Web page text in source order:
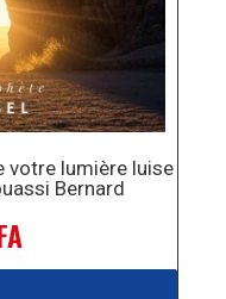
votre lumière luise
Bernard